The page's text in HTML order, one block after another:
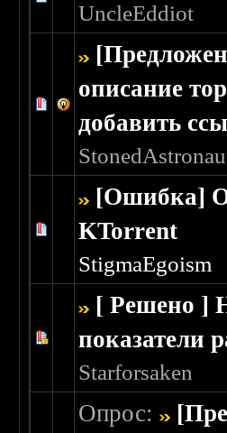
UncleEddiot
описание
добавить
Голосов: 0 - Средняя оценка: 0 из 5
[Ошибка]
KTorrent
StigmaEgoism
Голосов: 0 - Средняя оценка: 0 из 5
12345
[ Решено ]
показатели
Starforsaken
Голосов: 0 - Средняя оценка: 0 из 5
1 2345
Опрос: